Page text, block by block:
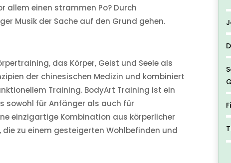
allem einen strammen Po? Durch
Musik der Sache auf den Grund gehen.
das Körper, Geist und Seele als
der chinesischen Medizin und kombiniert
Training. BodyArt Training ist ein
sowohl für Anfänger als auch für
einzigartige Kombination aus körperlicher
zu einem gesteigerten Wohlbefinden und